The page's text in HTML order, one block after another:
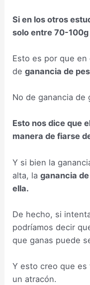
Si en los otros
solo entre 70-100g
Esto es por que
deganancia de
No de ganancia de
Esto nos dice que
manera de fiarse
Y si bien la
alta, laganancia
ella.
De hecho, si
podríamos decir
que ganas puede
Y esto creo que
un atracón.